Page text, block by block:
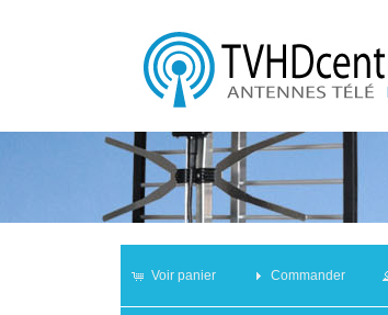
Voir panier Commander